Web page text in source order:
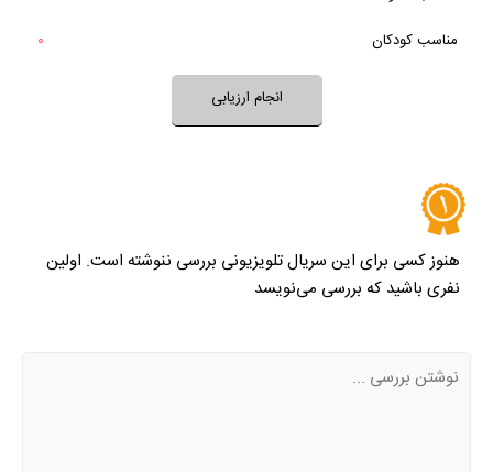
فضای سریال مناسب کودکان است؟
بله
مناسب کودکان
0
انجام ارزیابی
هنوز کسی برای این سریال تلویزیونی بررسی ننوشته است. اولین
نفری باشید که بررسی می‌نویسد